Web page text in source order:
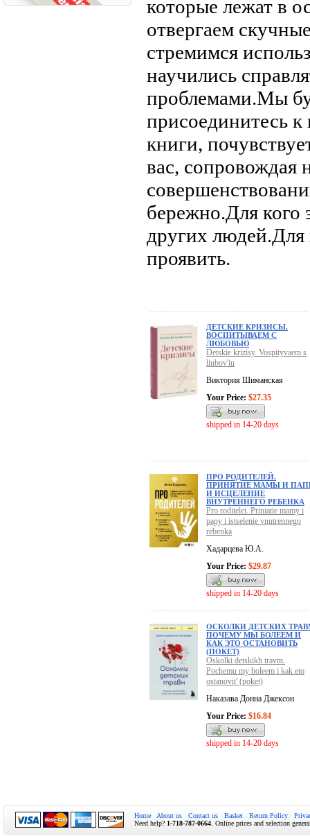
которые лежат в
отвергаем
стремимся
научились
проблемами.Мы
присоединитесь
книги,
вас, сопровождая
бережно.Для кого
других людей.Для
проявить.
ДЕТСКИЕ КРИЗИСЫ.
ВОСПИТЫВАЕМ С
ЛЮБОВЬЮ
Detskie krizisy. Vospityvaem s
liubov'iu
Виктория Шиманская
Your Price: $27.35
shipped in 14-20 days
ПРО РОДИТЕЛЕЙ.
ПРИНЯТИЕ МАМЫ И
И ИСЦЕЛЕНИЕ
ВНУТРЕННЕГО РЕБЕНКА
Pro roditelei. Priniatie mamy i
papy i istselenie vnutrennego
rebenka
Хадарцева Ю.А.
Your Price: $29.87
shipped in 14-20 days
ОСКОЛКИ ДЕТСКИХ
ПОЧЕМУ МЫ БОЛЕЕМ И
КАК ЭТО ОСТАНОВИТЬ
(ПОКЕТ)
Oskolki detskikh travm.
Pochemu my boleem i kak eto
ostanovit' (poket)
Наказава Донна Джексон
Your Price: $16.84
shipped in 14-20 days
Home About us Contact us Basket Return Policy
Need help? 1-718-787-0664 . Online prices and selection